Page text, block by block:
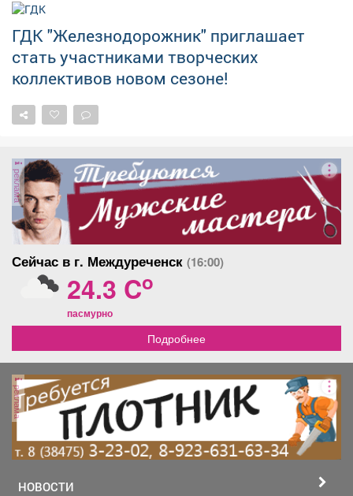
ГДК "Железнодорожник" приглашает
стать участниками творческих
коллективов новом сезоне!
реклама
Сейчас в г. Междуреченск (16:00)
24.3 Co
пасмурно
Подробнее
реклама
НОВОСТИ